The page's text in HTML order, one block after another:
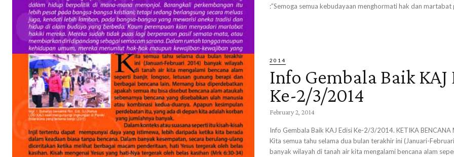
:”Semoga semua kebudayaan menghormati hak dan martabat
2014
Info Gembala Baik KAJ
Ke-2/3/2014
February 2, 2014
Info Gembala Baik KAJ Edisi Ke-2/3/2014. KETIKA BENCANA
Kita semua tahu selama dua bulan terakhir ini (Januari-
banyak wilayah di tanah air kita mengalami bencana alam